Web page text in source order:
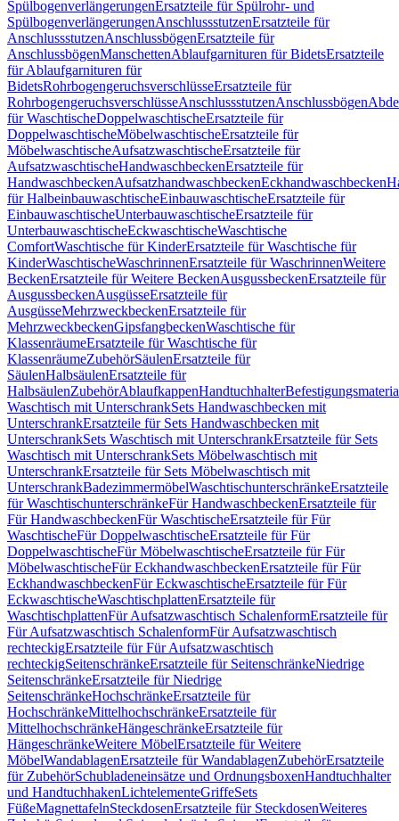
SpülbogenverlängerungenErsatzteile für Spülrohr- und
SpülbogenverlängerungenAnschlussstutzenErsatzteile für
AnschlussstutzenAnschlussbögenErsatzteile für
AnschlussbögenManschettenAblaufgarnituren für BidetsErsatzteile
für Ablaufgarnituren für
BidetsRohrbogengeruchsverschlüsseErsatzteile für
RohrbogengeruchsverschlüsseAnschlussstutzenAnschlussbögen
für WaschtischeDoppelwaschtischeErsatzteile für
DoppelwaschtischeMöbelwaschtischeErsatzteile für
MöbelwaschtischeAufsatzwaschtischeErsatzteile für
AufsatzwaschtischeHandwaschbeckenErsatzteile für
HandwaschbeckenAufsatzhandwaschbeckenEckhandwaschbecken
für HalbeinbauwaschtischeEinbauwaschtischeErsatzteile für
EinbauwaschtischeUnterbauwaschtischeErsatzteile für
UnterbauwaschtischeEckwaschtischeWaschtische
ComfortWaschtische für KinderErsatzteile für Waschtische für
KinderWaschtischeWaschrinnenErsatzteile für WaschrinnenWeitere
BeckenErsatzteile für Weitere BeckenAusgussbeckenErsatzteile für
AusgussbeckenAusgüsseErsatzteile für
AusgüsseMehrzweckbeckenErsatzteile für
MehrzweckbeckenGipsfangbeckenWaschtische für
KlassenräumeErsatzteile für Waschtische für
KlassenräumeZubehörSäulenErsatzteile für
SäulenHalbsäulenErsatzteile für
HalbsäulenZubehörAblaufkappenHandtuchhalter
Waschtisch mit UnterschrankSets Handwaschbecken mit
UnterschrankErsatzteile für Sets Handwaschbecken mit
UnterschrankSets Waschtisch mit UnterschrankErsatzteile für Sets
Waschtisch mit UnterschrankSets Möbelwaschtisch mit
UnterschrankErsatzteile für Sets Möbelwaschtisch mit
UnterschrankBadezimmermöbelWaschtischunterschränkeErsatzteile
für WaschtischunterschränkeFür HandwaschbeckenErsatzteile für
Für HandwaschbeckenFür WaschtischeErsatzteile für Für
WaschtischeFür DoppelwaschtischeErsatzteile für Für
DoppelwaschtischeFür MöbelwaschtischeErsatzteile für Für
MöbelwaschtischeFür EckhandwaschbeckenErsatzteile für Für
EckhandwaschbeckenFür EckwaschtischeErsatzteile für Für
EckwaschtischeWaschtischplattenErsatzteile für
WaschtischplattenFür Aufsatzwaschtisch SchalenformErsatzteile für
Für Aufsatzwaschtisch SchalenformFür Aufsatzwaschtisch
rechteckigErsatzteile für Für Aufsatzwaschtisch
rechteckigSeitenschränkeErsatzteile für SeitenschränkeNiedrige
SeitenschränkeErsatzteile für Niedrige
SeitenschränkeHochschränkeErsatzteile für
HochschränkeMittelhochschränkeErsatzteile für
MittelhochschränkeHängeschränkeErsatzteile für
HängeschränkeWeitere MöbelErsatzteile für Weitere
MöbelWandablagenErsatzteile für WandablagenZubehörErsatzteile
für ZubehörSchubladeneinsätze und OrdnungsboxenHandtuchhalter
und HandtuchhakenLichtelementeGriffeSets
FüßeMagnettafelnSteckdosenErsatzteile für SteckdosenWeiteres